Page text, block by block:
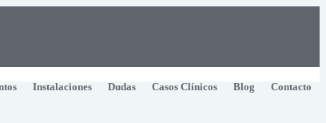
Instalaciones Dudas Casos Clínicos Blog Contacto